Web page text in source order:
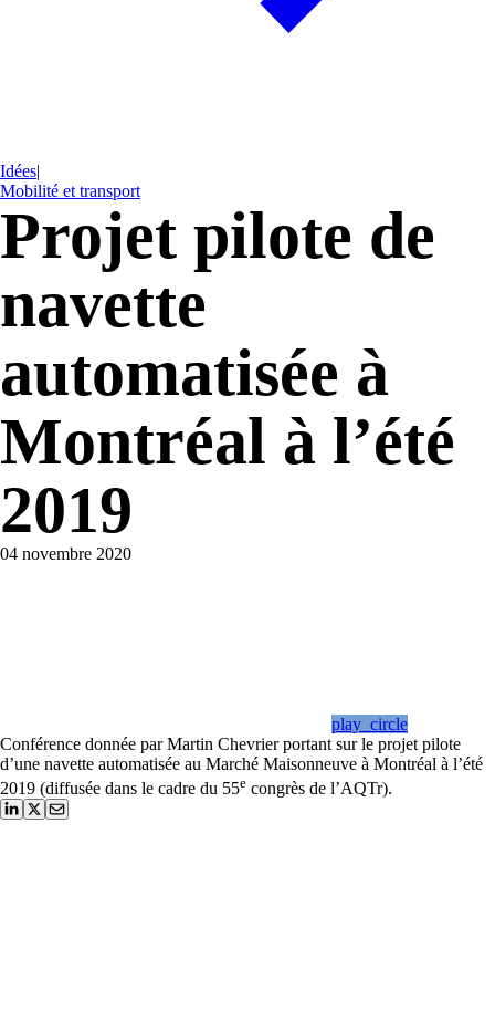
Idées|
Mobilité et transport
Projet pilote de
navette
automatisée à
Montréal à l’été
2019
04 novembre 2020
play_circle
Conférence donnée par Martin Chevrier portant sur le projet pilote
d’une navette automatisée au Marché Maisonneuve à Montréal à l’été
2019 (diffusée dans le cadre du 55e congrès de l’AQTr).